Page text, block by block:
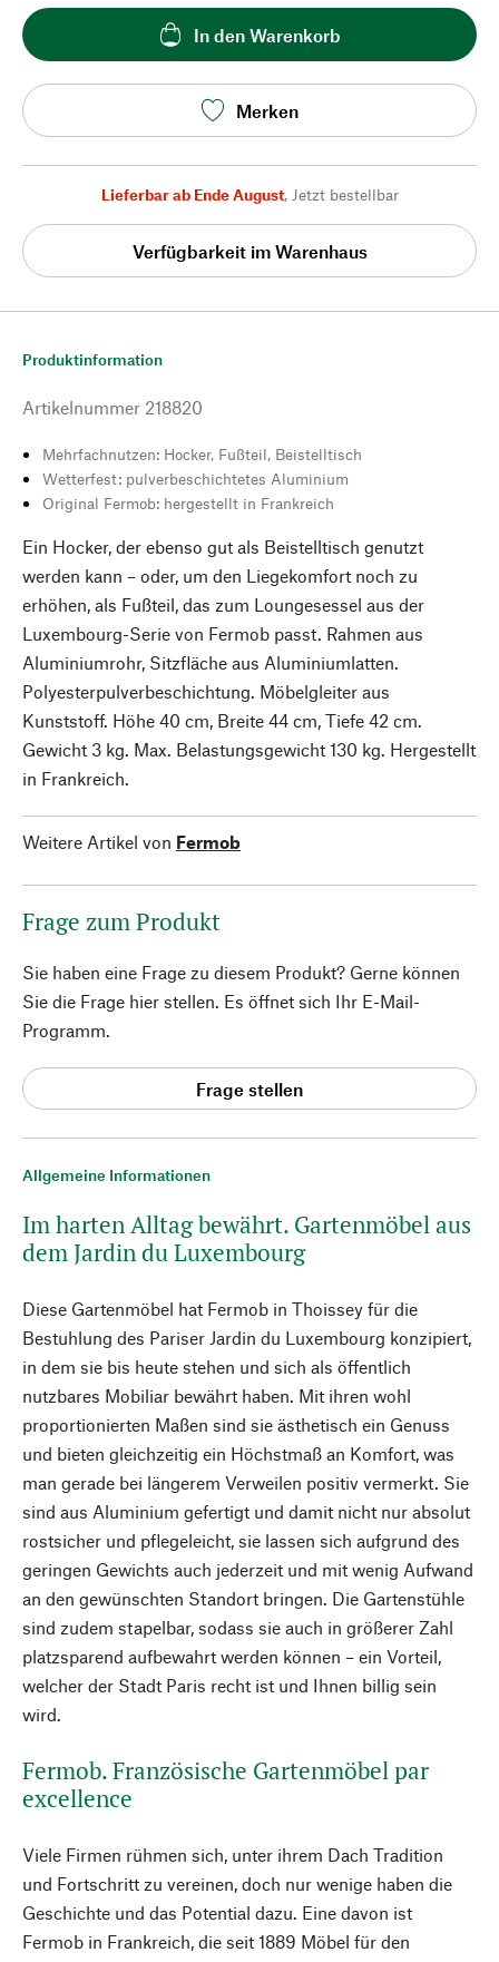
In den Warenkorb
Merken
Lieferbar ab Ende August, Jetzt bestellbar
Verfügbarkeit im Warenhaus
Allgemeine Informationen
Im harten Alltag bewährt. Gartenmöbel aus
dem Jardin du Luxembourg
Diese Gartenmöbel hat Fermob in Thoissey für die
Bestuhlung des Pariser Jardin du Luxembourg konzipiert,
in dem sie bis heute stehen und sich als öffentlich
nutzbares Mobiliar bewährt haben. Mit ihren wohl
proportionierten Maßen sind sie ästhetisch ein Genuss
und bieten gleichzeitig ein Höchstmaß an Komfort, was
man gerade bei längerem Verweilen positiv vermerkt. Sie
sind aus Aluminium gefertigt und damit nicht nur absolut
rostsicher und pflegeleicht, sie lassen sich aufgrund des
geringen Gewichts auch jederzeit und mit wenig Aufwand
an den gewünschten Standort bringen. Die Gartenstühle
sind zudem stapelbar, sodass sie auch in größerer Zahl
platzsparend aufbewahrt werden können – ein Vorteil,
welcher der Stadt Paris recht ist und Ihnen billig sein
wird.
Fermob. Französische Gartenmöbel par
excellence
Viele Firmen rühmen sich, unter ihrem Dach Tradition
und Fortschritt zu vereinen, doch nur wenige haben die
Geschichte und das Potential dazu. Eine davon ist
Fermob in Frankreich, die seit 1889 Möbel für den
Produktinformation
Artikelnummer 218820
Mehrfachnutzen: Hocker, Fußteil, Beistelltisch
Wetterfest: pulverbeschichtetes Aluminium
Original Fermob: hergestellt in Frankreich
Ein Hocker, der ebenso gut als Beistelltisch genutzt
werden kann – oder, um den Liegekomfort noch zu
erhöhen, als Fußteil, das zum Loungesessel aus der
Luxembourg-Serie von Fermob passt. Rahmen aus
Aluminiumrohr, Sitzfläche aus Aluminiumlatten.
Polyesterpulverbeschichtung. Möbelgleiter aus
Kunststoff. Höhe 40 cm, Breite 44 cm, Tiefe 42 cm.
Gewicht 3 kg. Max. Belastungsgewicht 130 kg. Hergestellt
in Frankreich.
Weitere Artikel von Fermob
Frage zum Produkt
Sie haben eine Frage zu diesem Produkt? Gerne können
Sie die Frage hier stellen. Es öffnet sich Ihr E-Mail-
Programm.
Frage stellen